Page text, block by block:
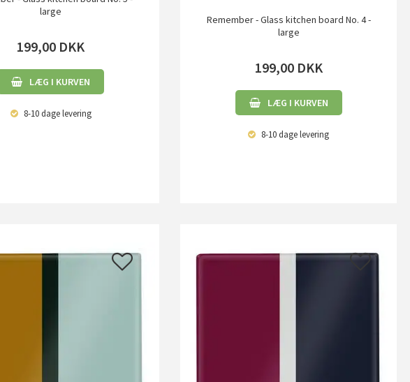
large
199,00 DKK
LÆG I KURVEN
8-10 dagelevering
Remember - Glass kitchen board No. 4 -
large
199,00 DKK
LÆG I KURVEN
8-10 dagelevering